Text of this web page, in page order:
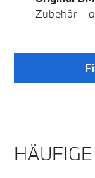
Zubehör –